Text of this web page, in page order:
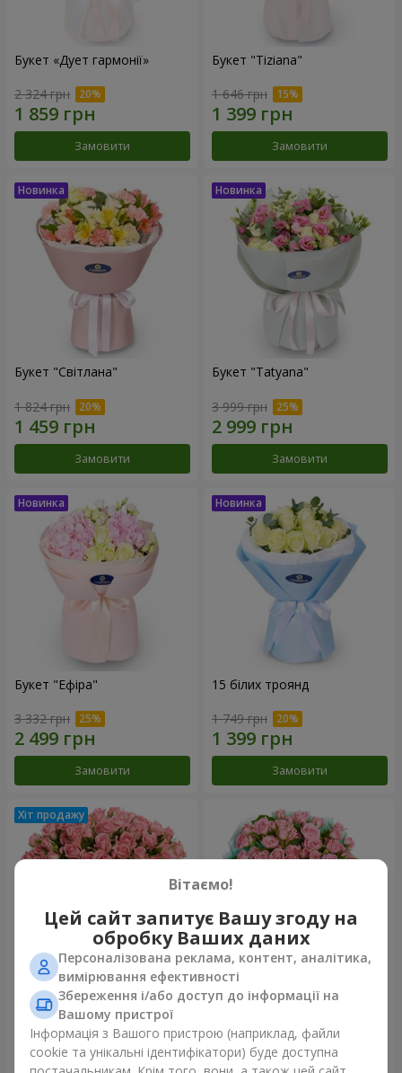
Букет «Дует гармонії»
2 324 грн
Замовити
Букет "Tiziana"
1 646 грн
Замовити
Букет "Світлана"
1 824 грн
Замовити
Букет "Tatyana"
3 999 грн
Замовити
Букет "Ефіра"
3 332 грн
Замовити
15 білих троянд
1 749 грн
Замовити
Квіти в коробці "Рожевий
оазис"
2 824 грн
Композиція "Балада про
маму"
2 199 грн
Вітаємо!
Цей сайт запитує Вашу згоду на
обробку Ваших даних
Персоналізована реклама, контент, аналітика,
вимірювання ефективності
Збереження і/або доступ до інформації на
Вашому пристрої
Інформація з Вашого пристрою (наприклад, файли
cookie та унікальні ідентифікатори) буде доступна